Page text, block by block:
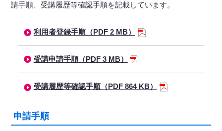
請手順、受講履歴等確認手順を記載しています。
利用者登録手順（PDF 2 MB）
受講申請手順（PDF 3 MB）
受講履歴等確認手順（PDF 864 KB）
申請手順